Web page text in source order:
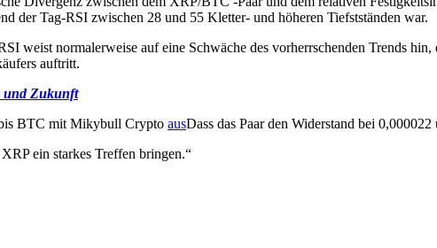
der Tag-RSI zwischen 28 und 55 Kletter- und höheren Tiefstständen war.
weist normalerweise auf eine Schwäche des vorherrschenden Trends
auftritt.
und Zukunft
BTC mit Mikybull Crypto ausDass das Paar den Widerstand bei
ein starkes Treffen bringen.“